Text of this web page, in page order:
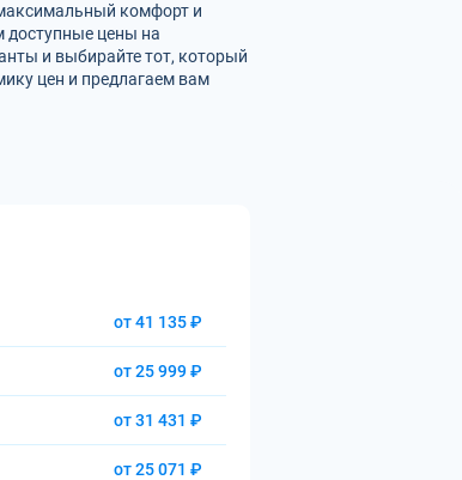
комфорт и
доступные цены на
и выбирайте тот, который
цен и предлагаем вам
от 41 135 ₽
от 25 999 ₽
от 31 431 ₽
от 25 071 ₽